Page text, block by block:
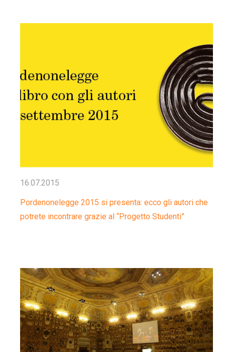
16.07.2015
Pordenonelegge 2015 si presenta: ecco gli autori che
potrete incontrare grazie al “Progetto Studenti”